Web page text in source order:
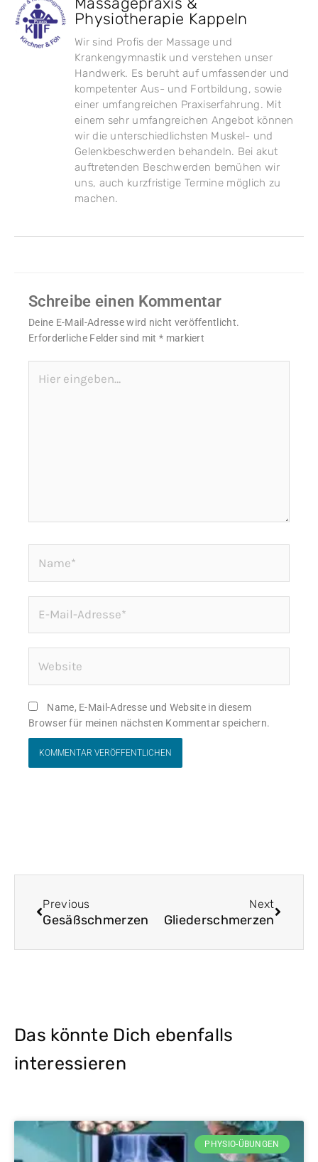
Physiotherapie Kappeln
Wir sind Profis der Massage und
Krankengymnastik und verstehen unser
Handwerk. Es beruht auf umfassender und
kompetenter Aus- und Fortbildung, sowie
einer umfangreichen Praxiserfahrung. Mit
einem sehr umfangreichen Angebot können
wir die unterschiedlichsten Muskel- und
Gelenkbeschwerden behandeln. Bei akut
auftretenden Beschwerden bemühen wir
uns, auch kurzfristige Termine möglich zu
machen.
Schreibe einen Kommentar
Deine E-Mail-Adresse wird nicht veröffentlicht.
Erforderliche Felder sind mit* markiert
eingeben…
Mail-
Adresse*
Name, E-Mail-Adresse und Website in diesem
Browser für meinen nächsten Kommentar speichern.
Previous
Gesäßschmerzen
Next
Gliederschmerzen
Das könnte Dich ebenfalls
interessieren
PHYSIO-ÜBUNGEN